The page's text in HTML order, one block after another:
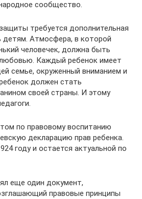
сообщество.
требуется дополнительная
Атмосфера, в которой
человечек, должна быть
Каждый ребенок имеет
семье, окруженный вниманием и
должен стать
своей страны. И этому
по правовому воспитанию
декларацию прав ребенка.
году и остается актуальной по
еще один документ,
правовые принципы